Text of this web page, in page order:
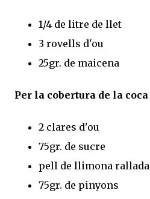
1/4 de litre de llet
3 rovells d'ou
25gr. de maicena
Per la cobertura de la coca
2 clares d'ou
75gr. de sucre
pell de llimona rallada
75gr. de pinyons